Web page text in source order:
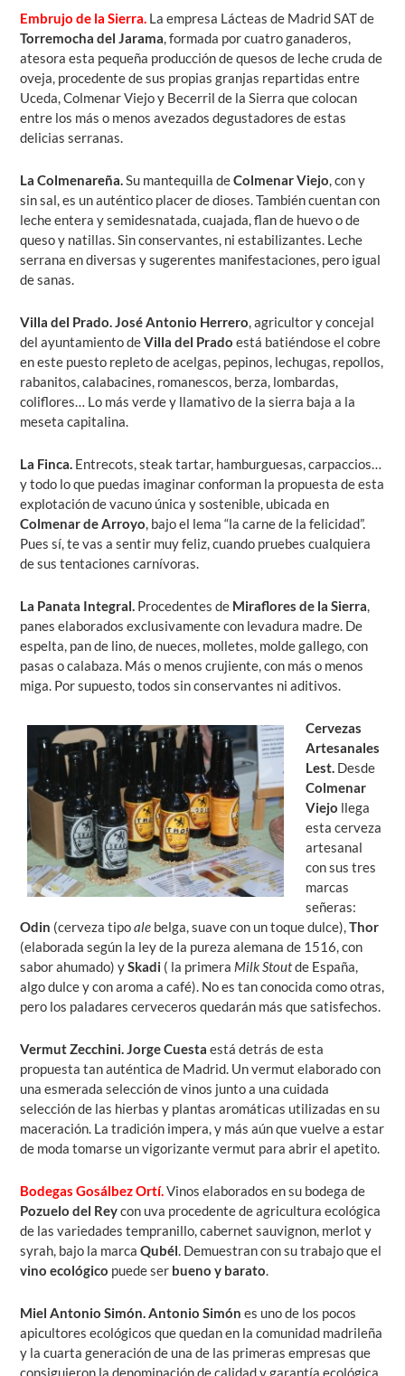
Embrujo de la Sierra. La empresa Lácteas de Madrid SAT de
Torremocha del Jarama, formada por cuatro ganaderos,
atesora esta pequeña producción de quesos de leche cruda de
oveja, procedente de sus propias granjas repartidas entre
Uceda, Colmenar Viejo y Becerril de la Sierra que colocan
entre los más o menos avezados degustadores de estas
delicias serranas.
La Colmenareña.Su mantequilla deColmenar Viejo, con y
sin sal, es un auténtico placer de dioses. También cuentan con
leche entera y semidesnatada, cuajada, flan de huevo o de
queso y natillas. Sin conservantes, ni estabilizantes. Leche
serrana en diversas y sugerentes manifestaciones, pero igual
de sanas.
Villa del Prado. José Antonio Herrero, agricultor y concejal
del ayuntamiento deVilla del Prado está batiéndose el cobre
en este puesto repleto de acelgas, pepinos, lechugas, repollos,
rabanitos, calabacines, romanescos, berza, lombardas,
coliflores… Lo más verde y llamativo de la sierra baja a la
meseta capitalina.
La Finca. Entrecots, steak tartar, hamburguesas, carpaccios…
y todo lo que puedas imaginar conforman la propuesta de esta
explotación de vacuno única y sostenible, ubicada en
Colmenar de Arroyo, bajo el lema “la carne de la felicidad”.
Pues sí, te vas a sentir muy feliz, cuando pruebes cualquiera
de sus tentaciones carnívoras.
La Panata Integral. Procedentes de Miraflores de la Sierra,
panes elaborados exclusivamente con levadura madre. De
espelta, pan de lino, de nueces, molletes, molde gallego, con
pasas o calabaza. Más o menos crujiente, con más o menos
miga. Por supuesto, todos sin conservantes ni aditivos.
Cervezas
Artesanales
Lest. Desde
Colmenar
Viejo llega
esta cerveza
artesanal
con sus tres
marcas
señeras:
Odin (cerveza tipoale belga, suave con un toque dulce),Thor
(elaborada según la ley de la pureza alemana de 1516, con
sabor ahumado) ySkadi ( la primera Milk Stoutde España,
algo dulce y con aroma a café). No es tan conocida como otras,
pero los paladares cerveceros quedarán más que satisfechos.
Vermut Zecchini. Jorge Cuesta está detrás de esta
propuesta tan auténtica de Madrid. Un vermut elaborado con
una esmerada selección de vinos junto a una cuidada
selección de las hierbas y plantas aromáticas utilizadas en su
maceración. La tradición impera, y más aún que vuelve a estar
de moda tomarse un vigorizante vermut para abrir el apetito.
Bodegas Gosálbez Ortí.Vinos elaborados en su bodega de
Pozuelo del Reycon uva procedente de agricultura ecológica
de las variedades tempranillo, cabernet sauvignon, merlot y
syrah, bajo la marcaQubél. Demuestran con su trabajo que el
vino ecológico puede ser bueno y barato.
Miel Antonio Simón.Antonio Simón es uno de los pocos
apicultores ecológicos que quedan en la comunidad madrileña
y la cuarta generación de una de las primeras empresas que
consiguieron la denominación de calidad y garantía ecológica.